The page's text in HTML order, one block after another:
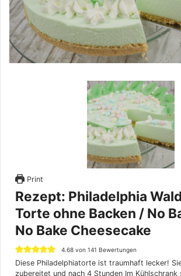
Print
Rezept: Philadelphia
Torte ohne Backen / No
No Bake Cheesecake
4.68 von141 Bewertungen
Diese Philadelphiatorte ist traumhaft lecker!
zubereitet und nach 4 Stunden Im Kühlschrank